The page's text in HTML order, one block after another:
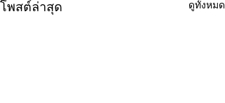
โพสต์ล่าสุด ดูทั้งหมด